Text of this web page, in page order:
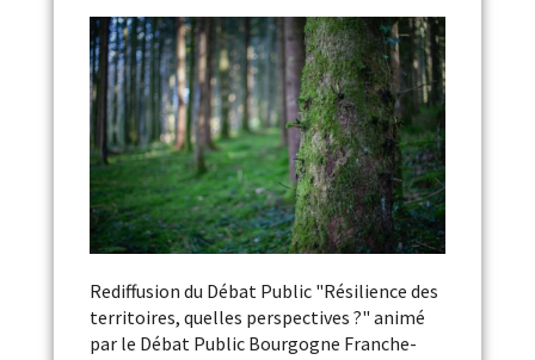
Rediffusion du Débat Public "Résilience des
territoires, quelles perspectives ?" animé
par le Débat Public Bourgogne Franche-